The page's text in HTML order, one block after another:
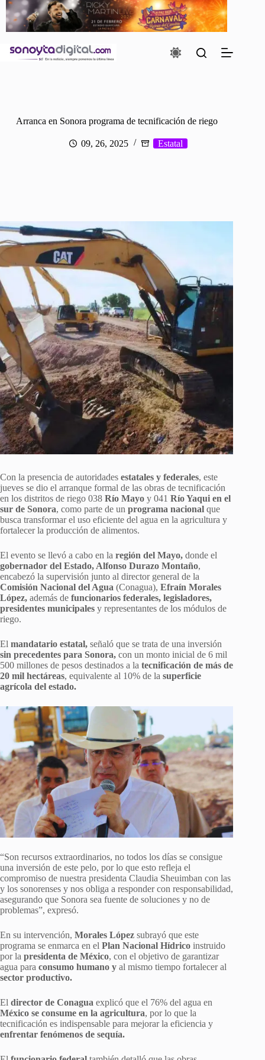
Saltar
contenido
Arranca en Sonora programa de tecnificación de riego
09, 26, 2025 Estatal
Con la presencia de autoridades estatales y federales, este
jueves se dio el arranque formal de las obras de tecnificación
en los distritos de riego 038 Río Mayo y 041 Río Yaqui en el
sur de Sonora, como parte de un programa nacional que
busca transformar el uso eficiente del agua en la agricultura y
fortalecer la producción de alimentos.
El evento se llevó a cabo en la región del Mayo, donde el
gobernador del Estado, Alfonso Durazo Montaño,
encabezó la supervisión junto al director general de la
Comisión Nacional del Agua (Conagua), Efraín Morales
López, además de funcionarios federales, legisladores,
presidentes municipales y representantes de los módulos de
riego.
El mandatario estatal, señaló que se trata de una inversión
sin precedentes para Sonora, con un monto inicial de 6 mil
500 millones de pesos destinados a la tecnificación de más de
20 mil hectáreas, equivalente al 10% de la superficie
agrícola del estado.
“Son recursos extraordinarios, no todos los días se consigue
una inversión de este pelo, por lo que esto refleja el
compromiso de nuestra presidenta Claudia Sheuimban con las
y los sonorenses y nos obliga a responder con responsabilidad,
asegurando que Sonora sea fuente de soluciones y no de
problemas”, expresó.
En su intervención, Morales López subrayó que este
programa se enmarca en el Plan Nacional Hídrico instruido
por la presidenta de México, con el objetivo de garantizar
agua para consumo humano y al mismo tiempo fortalecer al
sector productivo.
El director de Conagua explicó que el 76% del agua en
México se consume en la agricultura, por lo que la
tecnificación es indispensable para mejorar la eficiencia y
enfrentar fenómenos de sequía.